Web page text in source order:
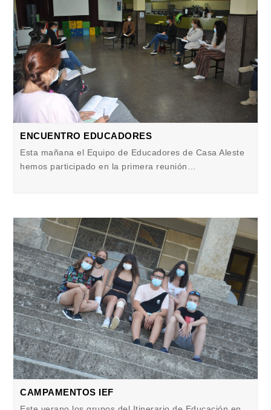
ENCUENTRO EDUCADORES
Esta mañana el Equipo de Educadores de Casa Aleste
hemos participado en la primera reunión…
CAMPAMENTOS IEF